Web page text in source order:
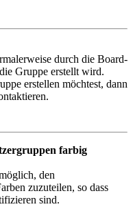
durch die Board-
Gruppe erstellt wird.
erstellen möchtest, dann
farbig
den
zuzuteilen, so dass
sind.